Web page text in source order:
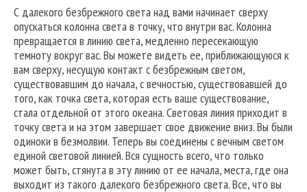
С далекого безбрежного света над вами начинает сверху
опускаться колонна света в точку, что внутри вас. Колонна
превращается в линию света, медленно пересекающую
темноту вокруг вас. Вы можете видеть ее, приближающуюся к
вам сверху, несущую контакт с безбрежным светом,
существовавшим до начала, с вечностью, существовавшей до
того, как точка света, которая есть ваше существование,
стала отдельной от этого океана. Световая линия приходит в
точку света и на этом завершает свое движение вниз. Вы были
одиноки в безмолвии. Теперь вы соединены с вечным светом
единой световой линией. Вся сущность всего, что только
может быть, стянута в эту линию от ее начала, места, где она
выходит из такого далекого безбрежного света. Все, что вы